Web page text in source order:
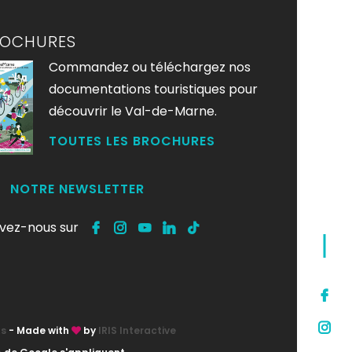
Commandez ou téléchargez nos
documentations touristiques pour
découvrir le Val-de-Marne.
TOUTES LES BROCHURES
NOTRE NEWSLETTER
nous sur
- Made with by IRIS Interactive